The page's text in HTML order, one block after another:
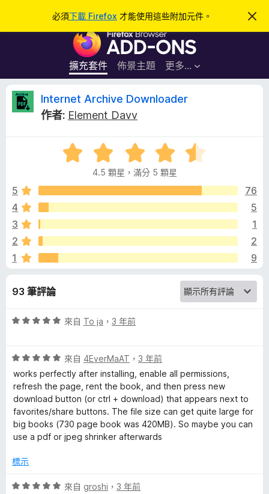
必須下載 Firefox 才能使用這些附加元件。
忽
此
F
r
e
x
覽
器
附
加
件
擴充套件 佈景主題 更多…
登入
I
e
r
n
t
r
c
h
v
Internet Archive Downloader
作者: Element Davv
評
價
.
分
滿
5
4.5 顆星，滿分 5 顆星
5
76
4
5
3
1
2
2
1
9
93 筆評論
評
分
，
滿
分
5
分
來自 To ja ， 3 年前
評
價
5
分
，
滿
分
分
來自 4EverMaAT ， 3 年前
works perfectly after installing, enable all permissions,
refresh the page, rent the book, and then press new
download button (or ctrl + download) that appears next to
favorites/share buttons. The file size can get quite large for
big books (730 page book was 420MB). So maybe you can
use a pdf or jpeg shrinker afterwards
標示
評
來自 groshi ， 3 年前